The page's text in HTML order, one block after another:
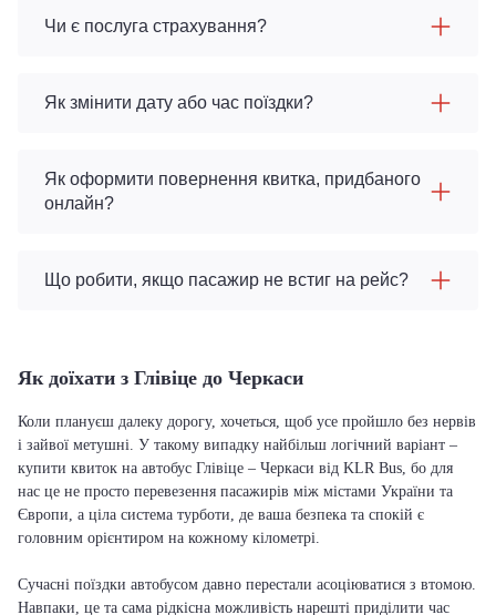
Чи є послуга страхування?
Як змінити дату або час поїздки?
Як оформити повернення квитка, придбаного
онлайн?
Що робити, якщо пасажир не встиг на рейс?
Як доїхати з Глівіце до Черкаси
Коли плануєш далеку дорогу, хочеться, щоб усе пройшло без нервів
і зайвої метушні. У такому випадку найбільш логічний варіант –
купити квиток на автобус Глівіце – Черкаси від KLR Bus, бо для
нас це не просто перевезення пасажирів між містами України та
Європи, а ціла система турботи, де ваша безпека та спокій є
головним орієнтиром на кожному кілометрі.
Сучасні поїздки автобусом давно перестали асоціюватися з втомою.
Навпаки, це та сама рідкісна можливість нарешті приділити час